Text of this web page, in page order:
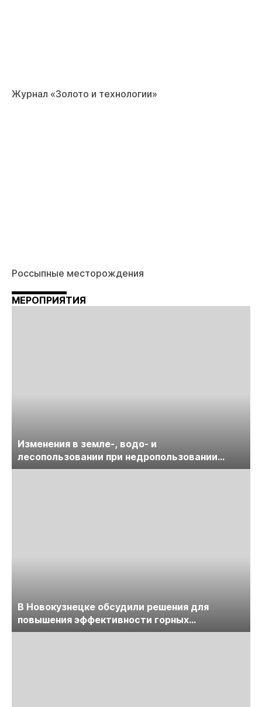
Журнал «Золото и технологии»
Россыпные месторождения
МЕРОПРИЯТИЯ
Изменения в земле-, водо- и
лесопользовании при недропользовании
обсудят на семинаре «ПравоТЭК»
В Новокузнецке обсудили решения для
повышения эффективности горных
предприятий